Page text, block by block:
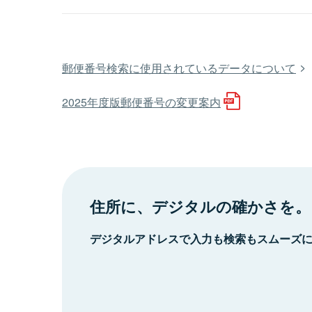
郵便番号検索に使用されているデータについて
2025年度版郵便番号の変更案内
住所に、デジタルの確かさを。
デジタルアドレスで入力も検索もスムーズ